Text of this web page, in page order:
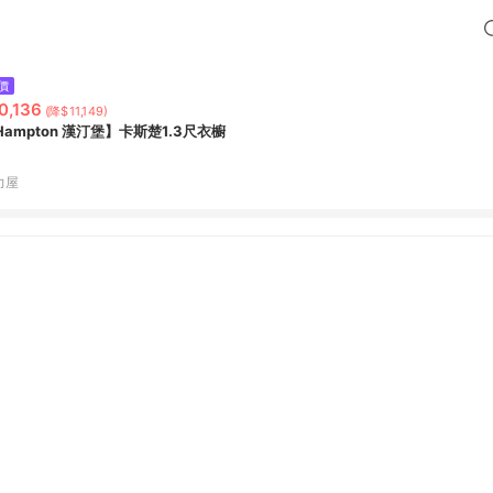
(降$11,149)
漢汀堡】卡斯楚1.3尺衣櫥
屋